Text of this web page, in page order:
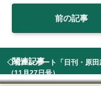
前の記事
関連記事
◇音声レポート「日刊・原田
（11月27日号）...